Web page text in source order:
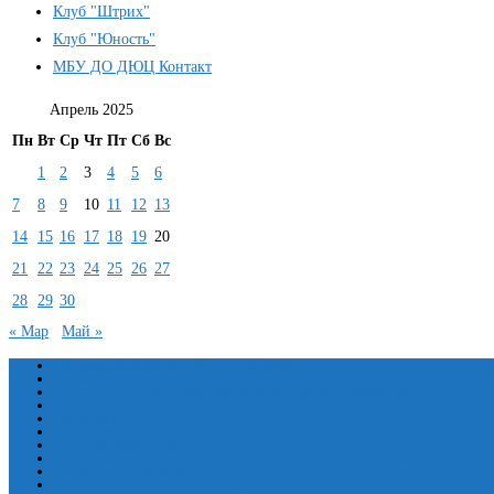
Клуб "Штрих"
Клуб "Юность"
МБУ ДО ДЮЦ Контакт
Апрель 2025
Пн Вт Ср Чт Пт Сб Вс
1
2 3 4 5
6
7
8 9 10 11 12 13
14
15 16 17 18 19 20
21
22 23 24 25 26 27
28 29 30
« Мар
Май »